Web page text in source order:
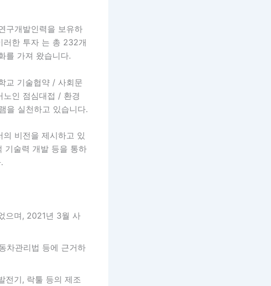
구개발인력을 보유하
러한 투자 는 총 232개
를 가져 왔습니다.
교 기술협약 / 사회문
노인 점심대접 / 환경
을 실천하고 있습니다.
비전을 제시하고 있
기술력 개발 등을 통하
으며, 2021년 3월 사
차관리법 등에 근거하
전기, 락툴 등의 제조